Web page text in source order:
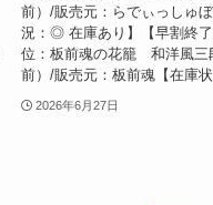
前）/販売元：らでぃっしゅ
況：◎ 在庫あり】【早割終
位：板前魂の花籠 和洋風三
前）/販売元：板前魂【在庫
2026年6月27日